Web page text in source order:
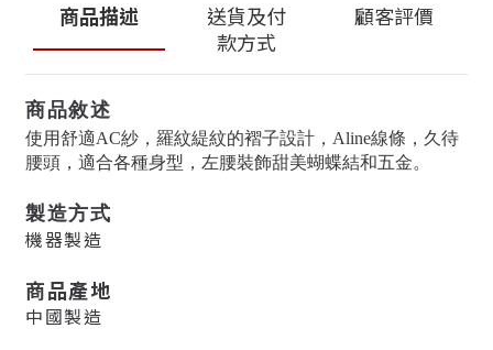
商品描述
送貨及付
款方式
顧客評價
商品敘述
使用舒適AC紗，羅紋緹紋的褶子設計，Aline線條，久待
腰頭，適合各種身型，左腰裝飾甜美蝴蝶結和五金。
製造方式
機器製造
商品產地
中國製造